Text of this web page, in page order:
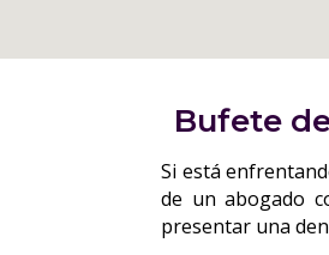
Bufete
Si está
de un abogado
presentar una